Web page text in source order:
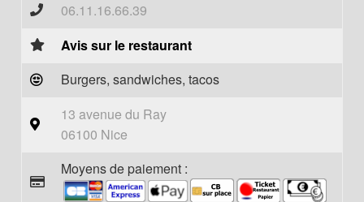
06.11.16.66.39
Avis sur le restaurant
Burgers, sandwiches, tacos
13 avenue du Ray
06100 Nice
Moyens de paiement :